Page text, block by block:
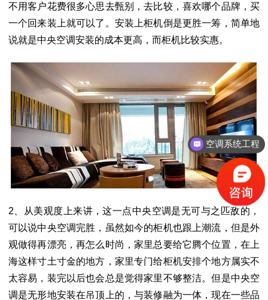
不用客户花费很多心思去甄别，去比较，喜欢哪个品牌，买
一个回来装上就可以了。安装上柜机倒是更胜一筹，简单地
说就是中央空调安装的成本更高，而柜机比较实惠。
2、从美观度上来讲，这一点中央空调是无可与之匹敌的，
可以说中央空调完胜，虽然如今的柜机也跟上潮流，但是外
观做得再漂亮，再怎么时尚，家里总要给它腾个位置，在上
海这样寸土寸金的地方，家里专门给柜机安排个地方属实不
太容易，装完以后也会总是觉得家里不够整洁。但是中央空
调是无形地安装在吊顶上的，与装修融为一体，现在一些品
空调系统工程